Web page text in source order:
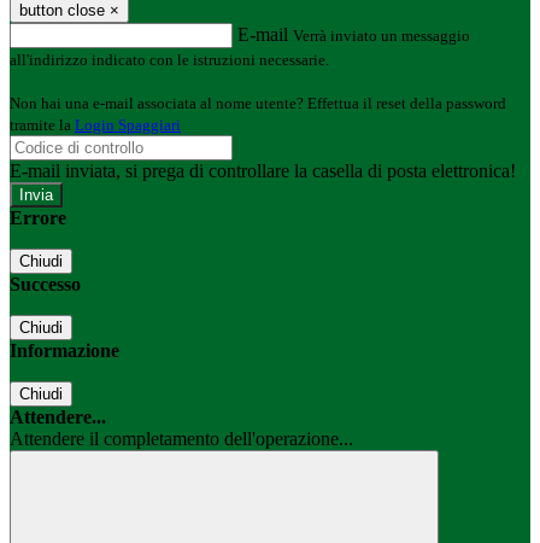
button close ×
E-mail Verrà inviato un messaggio
all'indirizzo indicato con le istruzioni necessarie.
Non hai una e-mail associata al nome utente? Effettua il reset della password
tramite la Login Spaggiari
E-mail inviata, si prega di controllare la casella di posta elettronica!
Errore
Chiudi
Successo
Chiudi
Informazione
Chiudi
Attendere...
Attendere il completamento dell'operazione...